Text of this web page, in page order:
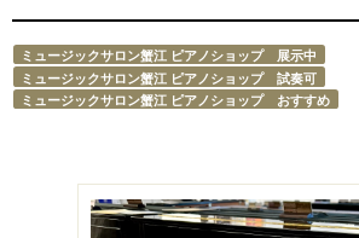
ミュージックサロン蟹江 ピアノショップ 展示中
ミュージックサロン蟹江 ピアノショップ 試奏可
ミュージックサロン蟹江 ピアノショップ おすすめ